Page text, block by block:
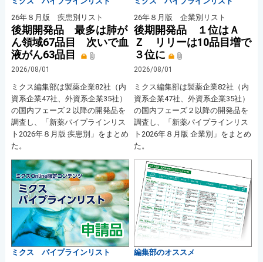
26年８月版 疾患別リスト
後期開発品 最多は肺が
ん領域67品目 次いで血
液がん63品目
2026/08/01
ミクス編集部は製薬企業82社（内
資系企業47社、外資系企業35社）
の国内フェーズ２以降の開発品を
調査し、「新薬パイプラインリス
ト2026年８月版 疾患別」をまとめ
た。
26年８月版 企業別リスト
後期開発品 １位はＡ
Ｚ リリーは10品目増で
３位に
2026/08/01
ミクス編集部は製薬企業82社（内
資系企業47社、外資系企業35社）
の国内フェーズ２以降の開発品を
調査し、「新薬パイプラインリス
ト2026年８月版 企業別」をまとめ
た。
ミクス パイプラインリスト
編集部のオススメ